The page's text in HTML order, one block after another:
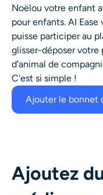
Noëlou votre enfant
pour enfants. AI
puisse participer au
glisser-déposer
d'animal de
C'est si simple !
Ajouter le bonnet
Ajoutez